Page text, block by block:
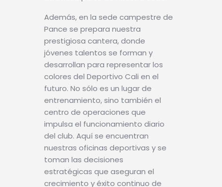
Además, en la sede campestre de
Pance se prepara nuestra
prestigiosa cantera, donde
jóvenes talentos se forman y
desarrollan para representar los
colores del Deportivo Cali en el
futuro. No sólo es un lugar de
entrenamiento, sino también el
centro de operaciones que
impulsa el funcionamiento diario
del club. Aquí se encuentran
nuestras oficinas deportivas y se
toman las decisiones
estratégicas que aseguran el
crecimiento y éxito continuo de